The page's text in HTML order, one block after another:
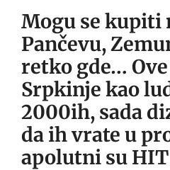
Mogu se kupiti
Pančevu,
retko gde…
Srpkinje kao
2000ih, sada
da ih vrate u
apolutni su HIT